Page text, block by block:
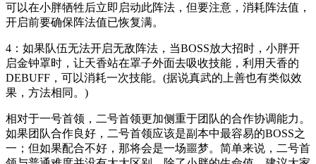
可以在小胖牺牲后立即启动此阵法，但要注意，消耗阵法值，
开启前要确保阵法值已恢复满。
4：如果队伍无法开启无敌阵法，当BOSS放大招时，小胖开
启金钟罩时，让天香站在罩子外面去吸收技能，利用天香的
DEBUFF，可以消耗一次技能。(据说真武的上善也有类似效
果，方法相同。)
相对于一号首领，二号首领更加侧重于团队的合作协调能力。
如果团队合作良好，二号首领应该是副本中最容易的BOSS之
一；但如果配合不好，那将会是一场噩梦。简单来说，二号首